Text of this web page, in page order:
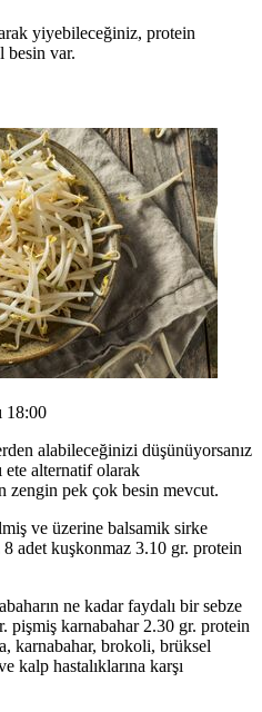
yiyebileceğiniz, protein
besin var.
18:00
alabileceğinizi düşünüyorsanız
ete alternatif olarak
zengin pek çok besin mevcut.
ve üzerine balsamik sirke
adet kuşkonmaz 3.10 gr. protein
ne kadar faydalı bir sebze
pişmiş karnabahar 2.30 gr. protein
karnabahar, brokoli, brüksel
kalp hastalıklarına karşı